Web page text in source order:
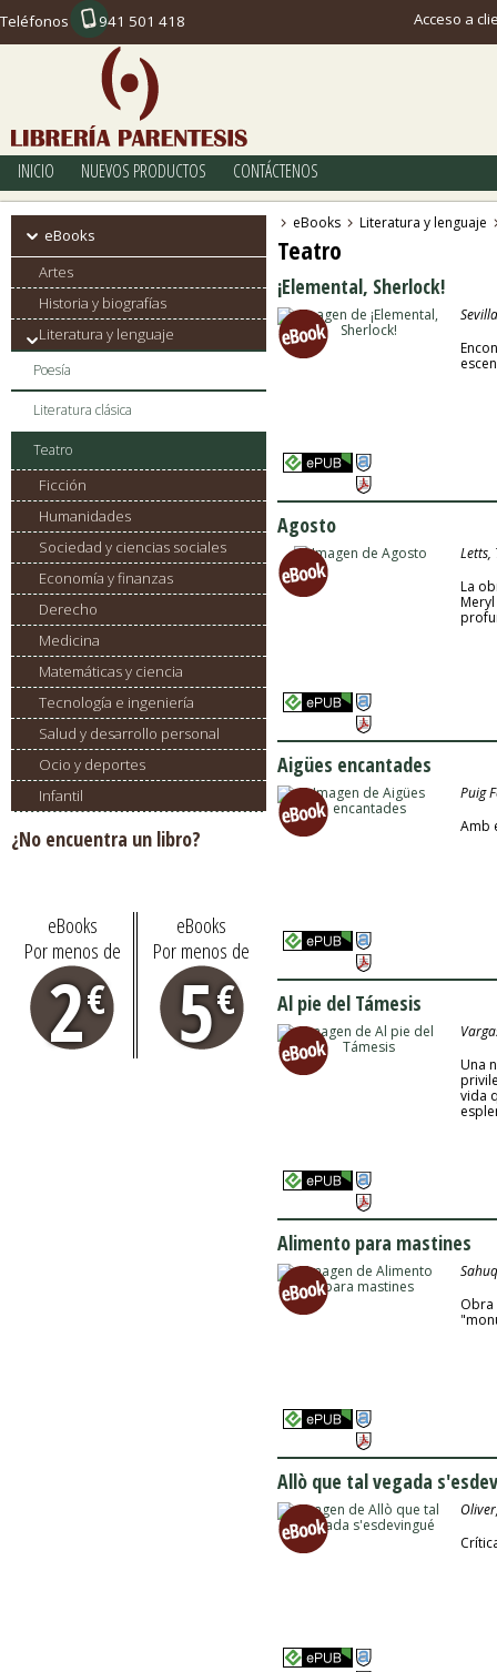
Teléfonos 941 501 418 Acceso a
INICIO NUEVOS PRODUCTOS CONTÁCTENOS
eBooks
Artes
Historia y biografías
Literatura y lenguaje
Poesía
Literatura clásica
Teatro
Ficción
Humanidades
Sociedad y ciencias sociales
Economía y finanzas
Derecho
Medicina
Matemáticas y ciencia
Tecnología e ingeniería
Salud y desarrollo personal
Ocio y deportes
Infantil
¿No encuentra un libro?
eBooks
Por menos de
2€
eBooks
Por menos de
5€
eBooks Literatura y lenguaje
Teatro
¡Elemental, Sherlock!
Agosto
Letts,
La
Aigües encantades
Puig
Amb
Al pie del Támesis
Una
vida
Alimento para mastines
Obra
Allò que tal vegada